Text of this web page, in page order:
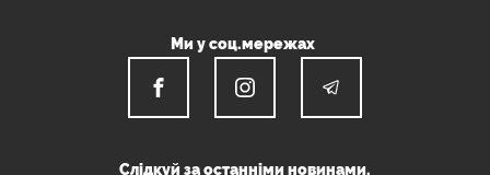
Ми у соц.мережах
Слідкуй за останніми новинами.